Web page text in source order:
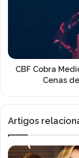
de
Guerra
CBF Cobra
Cenas
Artigos